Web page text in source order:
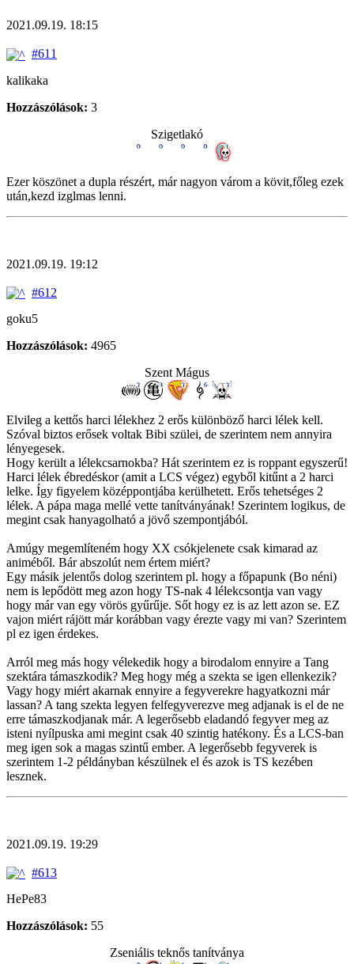
2021.09.19. 18:15
#611
kalikaka
Hozzászólások: 3
Szigetlakó
Ezer köszönet a dupla részért, már nagyon várom a kövit,főleg ezek
után,kezd izglmas lenni.
2021.09.19. 19:12
#612
goku5
Hozzászólások: 4965
Szent Mágus
Elvileg a kettős harci lélekhez 2 erős különböző harci lélek kell.
Szóval biztos erősek voltak Bibi szülei, de szerintem nem annyira
lényegesek.
Hogy került a lélekcsarnokba? Hát szerintem ez is roppant egyszerű!
Harci lélek ébredéskor (amit a LCS végez) egyből kitűnt a 2 harci
lelke. Így figyelem középpontjába kerülhetett. Erős tehetséges 2
lélek. A pápa maga mellé vette tanítványának! Szerintem logikus, de
megint csak hanyagolható a jövő szempontjából.
Amúgy megemlíteném hogy XX csókjelenete csak kimarad az
animéből. Bár abszolút nem értem miért?
Egy másik jelentős dolog szerintem pl. hogy a főpapunk (Bo néni)
nem is lepődött meg azon hogy TS-nak 4 lélekcsontja van vagy
hogy már van egy vörös gyűrűje. Sőt hogy ez is az lett azon se. EZ
vajon miért rájött már korábban vagy érezte vagy mi van? Szerintem
pl ez igen érdekes.
Arról meg más hogy vélekedik hogy a birodalom ennyire a Tang
szektára támaszkodik? Meg hogy még a szekta se igen ellenkezik?
Vagy hogy miért akarnak ennyire a fegyverekre hagyatkozni már
lassan? A tang szekta legyen felfegyverezve meg adjanak is el de ne
erre támaszkodjanak már. A legerősebb eladandó fegyver meg az
isteni nyílpuska ami megint csak 40 szintig hatékony. És a LCS-ban
meg igen sok a magas szintű ember. A legerősebb fegyverek is
szerintem 1-2 példányban készülnek el és azok is TS kezében
lesznek.
2021.09.19. 19:29
#613
HePe83
Hozzászólások: 55
Zseniális teknős tanítványa